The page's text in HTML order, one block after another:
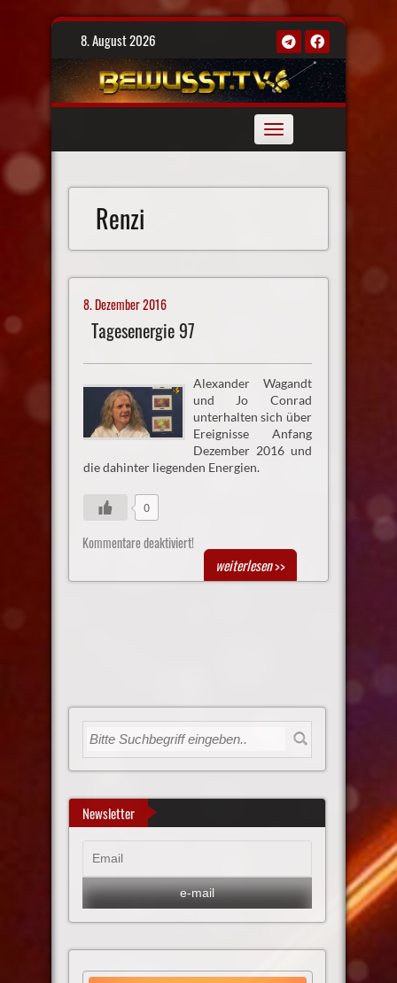
Skip
8. August 2026
Toggle
navigation
Renzi
8. Dezember 2016
Tagesenergie 97
Alexander Wagandt
und Jo Conrad
unterhalten sich über
Ereignisse Anfang
Dezember 2016 und
die dahinter liegenden Energien.
0
Kommentare deaktiviert!
weiterlesen>>
Newsletter